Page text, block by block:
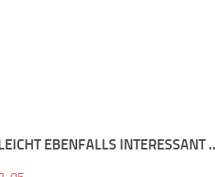
EBENFALLS INTERESSANT